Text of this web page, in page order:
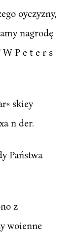
oyczyzny,
nagrodę
W P e t e r s
skiey
n der.
Państwa
z
woienne